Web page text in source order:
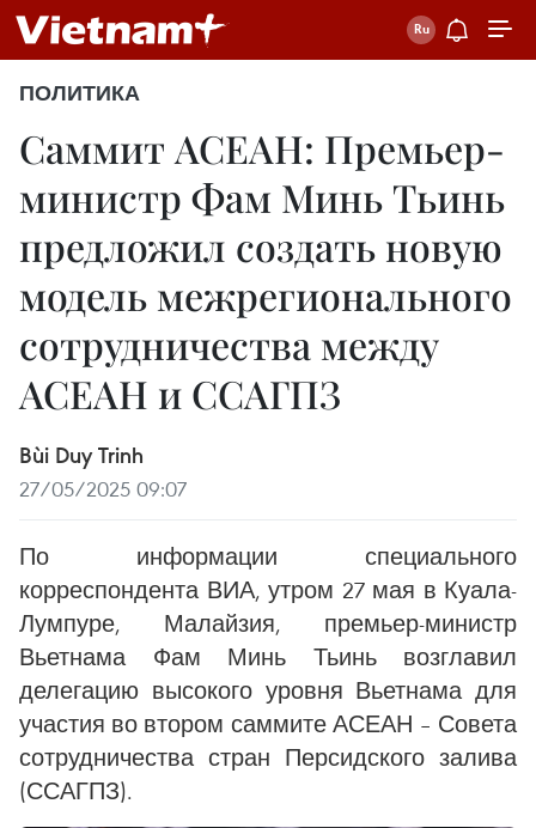
ПОЛИТИКА
Саммит АСЕАН: Премьер-
министр Фам Минь Тьинь
предложил создать новую
модель межрегионального
сотрудничества между
АСЕАН и ССАГПЗ
Bùi Duy Trinh
27/05/2025 09:07
По информации специального
корреспондента ВИА, утром 27 мая в Куала-
Лумпуре, Малайзия, премьер-министр
Вьетнама Фам Минь Тьинь возглавил
делегацию высокого уровня Вьетнама для
участия во втором саммите АСЕАН – Совета
сотрудничества стран Персидского залива
(ССАГПЗ).